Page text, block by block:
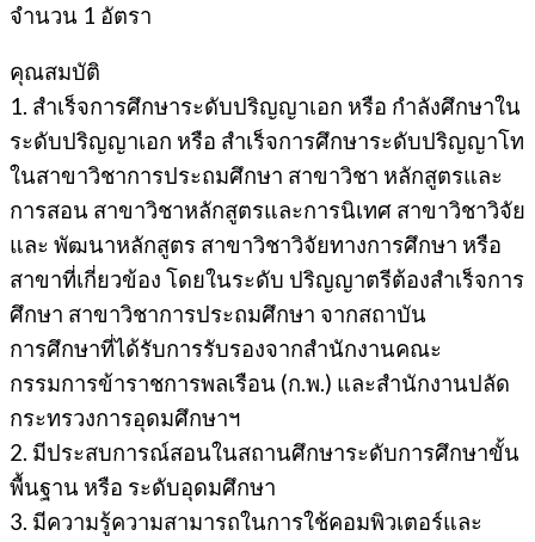
จํานวน 1 อัตรา
คุณสมบัติ
1. สําเร็จการศึกษาระดับปริญญาเอก หรือ กําลังศึกษาใน
ระดับปริญญาเอก หรือ สําเร็จการศึกษาระดับปริญญาโท
ในสาขาวิชาการประถมศึกษา สาขาวิชา หลักสูตรและ
การสอน สาขาวิชาหลักสูตรและการนิเทศ สาขาวิชาวิจัย
และ พัฒนาหลักสูตร สาขาวิชาวิจัยทางการศึกษา หรือ
สาขาที่เกี่ยวข้อง โดยในระดับ ปริญญาตรีต้องสําเร็จการ
ศึกษา สาขาวิชาการประถมศึกษา จากสถาบัน
การศึกษาที่ได้รับการรับรองจากสํานักงานคณะ
กรรมการข้าราชการพลเรือน (ก.พ.) และสํานักงานปลัด
กระทรวงการอุดมศึกษาฯ
2. มีประสบการณ์สอนในสถานศึกษาระดับการศึกษาขั้น
พื้นฐาน หรือ ระดับอุดมศึกษา
3. มีความรู้ความสามารถในการใช้คอมพิวเตอร์และ